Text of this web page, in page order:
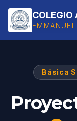
COLEGIO
EMMANUEL
Básica